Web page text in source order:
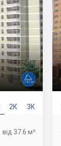
2К 3К
від 37.6 м²